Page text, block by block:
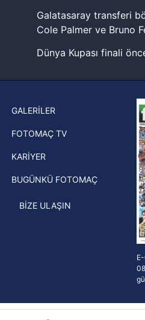
ilişkin detaylı bilgi için
Metnimizi okumak ve sitemizde
Galatasaray transferi
Cole Palmer ve Bruno
Dünya Kupası finali
şampiyonluk yüzüğü
Hernan Crespo,
ekiplerinden Atlas'ın
direktörü oldu
GALERİLER
FOTOMAÇ TV
KARİYER
BUGÜNKÜ FOTOMAÇ
BİZE ULAŞIN